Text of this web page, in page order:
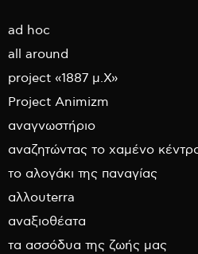
ad hoc
all around
project «1887 μ.Χ»
Project Animizm
αναγνωστήριο
αναζητώντας το χαμένο
το αλογάκι της παναγίας
αλλουterra
αναξιοθέατα
τα ασσόδυα της ζωής μας